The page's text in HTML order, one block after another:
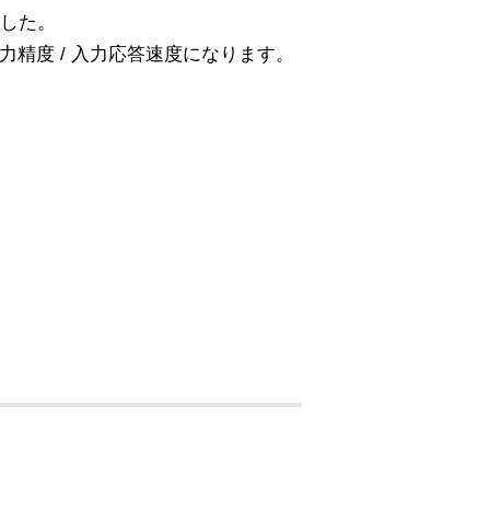
た。
精度 / 入力応答速度になります。